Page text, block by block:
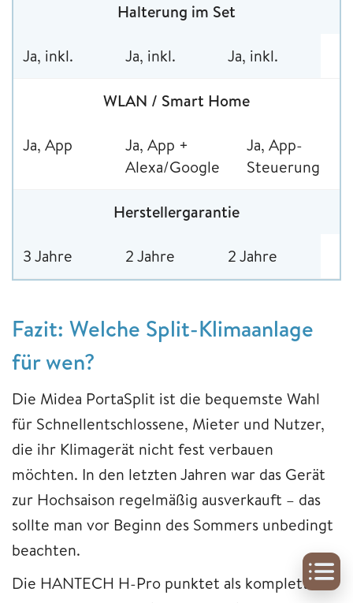
Halterung im Set
Ja, inkl. Ja, inkl. Ja, inkl.
WLAN / Smart Home
Ja, App
Ja, App +
Alexa/Google
Ja, App-
Steuerung
Herstellergarantie
3 Jahre 2 Jahre 2 Jahre
Fazit: Welche Split-Klimaanlage
für wen?
Die Midea PortaSplit ist die bequemste Wahl
für Schnellentschlossene, Mieter und Nutzer,
die ihr Klimagerät nicht fest verbauen
möchten. In den letzten Jahren war das Gerät
zur Hochsaison regelmäßig ausverkauft – das
sollte man vor Beginn des Sommers unbedingt
beachten.
Die HANTECH H-Pro punktet als komplettes